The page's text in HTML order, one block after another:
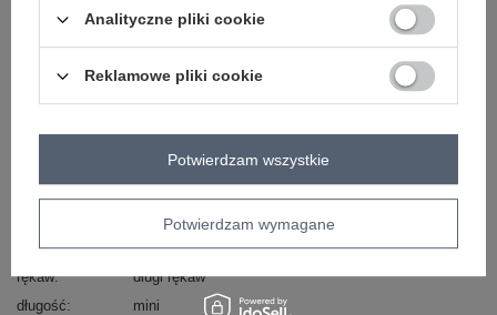
elastan
wzór
nadruk
dekolt
stójka
rękaw
długi rękaw
długość
mini
Analityczne pliki cookie
Reklamowe pliki cookie
Potwierdzam wymagane
Potwierdzam wszystkie